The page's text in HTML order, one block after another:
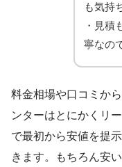
も気持
・見積
寧なの
料金相場や口コミか
ンターはとにかくリ
で最初から安値を提
きます。もちろん安